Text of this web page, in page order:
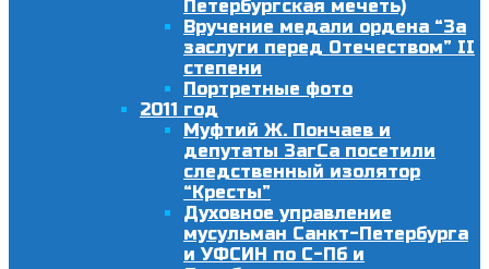
Петербургская мечеть)
Вручение медали ордена “За
заслуги перед Отечеством” II
степени
Портретные фото
2011 год
Муфтий Ж. Пончаев и
депутаты ЗагСа посетили
следственный изолятор
“Кресты”
Духовное управление
мусульман Санкт-Петербурга
и УФСИН по С-Пб и